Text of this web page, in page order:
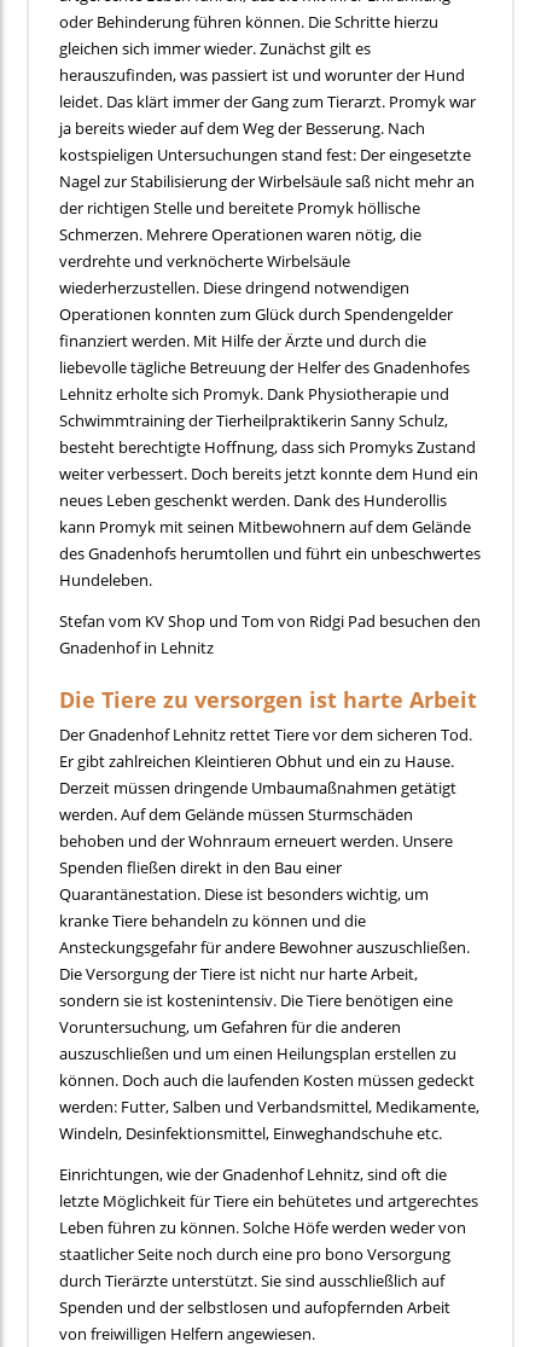
oder Behinderung führen können. Die Schritte hierzu
gleichen sich immer wieder. Zunächst gilt es
herauszufinden, was passiert ist und worunter der Hund
leidet. Das klärt immer der Gang zum Tierarzt. Promyk war
ja bereits wieder auf dem Weg der Besserung. Nach
kostspieligen Untersuchungen stand fest: Der eingesetzte
Nagel zur Stabilisierung der Wirbelsäule saß nicht mehr an
der richtigen Stelle und bereitete Promyk höllische
Schmerzen. Mehrere Operationen waren nötig, die
verdrehte und verknöcherte Wirbelsäule
wiederherzustellen. Diese dringend notwendigen
Operationen konnten zum Glück durch Spendengelder
finanziert werden. Mit Hilfe der Ärzte und durch die
liebevolle tägliche Betreuung der Helfer des Gnadenhofes
Lehnitz erholte sich Promyk. Dank Physiotherapie und
Schwimmtraining der Tierheilpraktikerin Sanny Schulz,
besteht berechtigte Hoffnung, dass sich Promyks Zustand
weiter verbessert. Doch bereits jetzt konnte dem Hund ein
neues Leben geschenkt werden. Dank des Hunderollis
kann Promyk mit seinen Mitbewohnern auf dem Gelände
des Gnadenhofs herumtollen und führt ein unbeschwertes
Hundeleben.
Stefan vom KV Shop und Tom von Ridgi Pad besuchen den
Gnadenhof in Lehnitz
Die Tiere zu versorgen ist harte Arbeit
Der Gnadenhof Lehnitz rettet Tiere vor dem sicheren Tod.
Er gibt zahlreichen Kleintieren Obhut und ein zu Hause.
Derzeit müssen dringende Umbaumaßnahmen getätigt
werden. Auf dem Gelände müssen Sturmschäden
behoben und der Wohnraum erneuert werden. Unsere
Spenden fließen direkt in den Bau einer
Quarantänestation. Diese ist besonders wichtig, um
kranke Tiere behandeln zu können und die
Ansteckungsgefahr für andere Bewohner auszuschließen.
Die Versorgung der Tiere ist nicht nur harte Arbeit,
sondern sie ist kostenintensiv. Die Tiere benötigen eine
Voruntersuchung, um Gefahren für die anderen
auszuschließen und um einen Heilungsplan erstellen zu
können. Doch auch die laufenden Kosten müssen gedeckt
werden: Futter, Salben und Verbandsmittel, Medikamente,
Windeln, Desinfektionsmittel, Einweghandschuhe etc.
Einrichtungen, wie der Gnadenhof Lehnitz, sind oft die
letzte Möglichkeit für Tiere ein behütetes und artgerechtes
Leben führen zu können. Solche Höfe werden weder von
staatlicher Seite noch durch eine pro bono Versorgung
durch Tierärzte unterstützt. Sie sind ausschließlich auf
Spenden und der selbstlosen und aufopfernden Arbeit
von freiwilligen Helfern angewiesen.